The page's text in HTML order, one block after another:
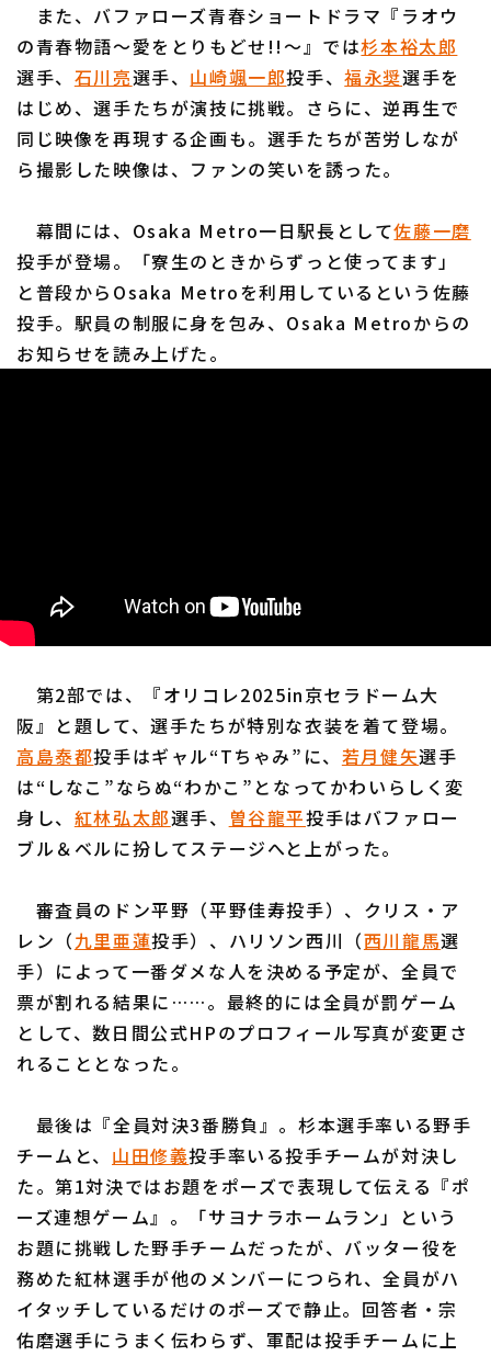
また、バファローズ青春ショートドラマ『ラオウ
の青春物語〜愛をとりもどせ!!〜』では杉本裕太郎
選手、 石川亮選手、 山崎颯一郎投手、福永奨選手を
はじめ、選手たちが演技に挑戦。さらに、逆再生で
同じ映像を再現する企画も。選手たちが苦労しなが
ら撮影した映像は、ファンの笑いを誘った。
幕間には、Osaka Metro一日駅長として佐藤一磨
投手が登場。「寮生のときからずっと使ってます」
と普段からOsaka Metroを利用しているという佐藤
投手。駅員の制服に身を包み、Osaka Metroからの
お知らせを読み上げた。
第2部では、『オリコレ2025in京セラドーム大
阪』と題して、選手たちが特別な衣装を着て登場。
高島泰都投手はギャル“Tちゃみ”に、 若月健矢選手
は“しなこ”ならぬ“わかこ”となってかわいらしく変
身し、 紅林弘太郎選手、 曽谷龍平投手はバファロー
ブル＆ベルに扮してステージへと上がった。
審査員のドン平野（平野佳寿投手）、クリス・ア
レン（九里亜蓮投手）、ハリソン西川（西川龍馬選
手）によって一番ダメな人を決める予定が、全員で
票が割れる結果に……。最終的には全員が罰ゲーム
として、数日間公式HPのプロフィール写真が変更さ
れることとなった。
最後は『全員対決3番勝負』。杉本選手率いる野手
チームと、 山田修義投手率いる投手チームが対決し
た。第1対決ではお題をポーズで表現して伝える『ポ
ーズ連想ゲーム』。「サヨナラホームラン」という
お題に挑戦した野手チームだったが、バッター役を
務めた紅林選手が他のメンバーにつられ、全員がハ
イタッチしているだけのポーズで静止。回答者・宗
佑磨選手にうまく伝わらず、軍配は投手チームに上